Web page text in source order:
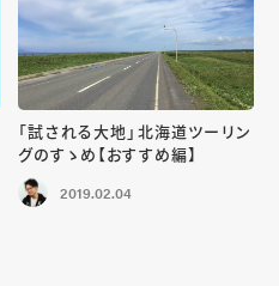
「試される大地」北海道ツーリン
グのすゝめ【おすすめ編】
2019.02.04